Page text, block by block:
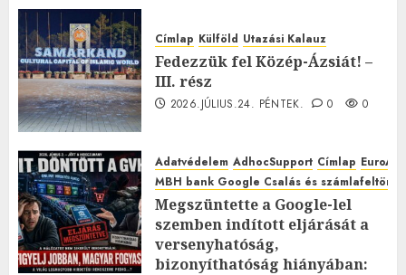
Címlap Külföld Utazási Kalauz
Fedezzük fel Közép-Ázsiát! –
III. rész
2026.JÚLIUS.24. PÉNTEK. 0 0
Adatvédelem AdhocSupport Címlap
MBH bank Google Csalás és
Megszüntette a Google-lel
szemben indított eljárását a
versenyhatóság,
bizonyíthatóság hiányában: